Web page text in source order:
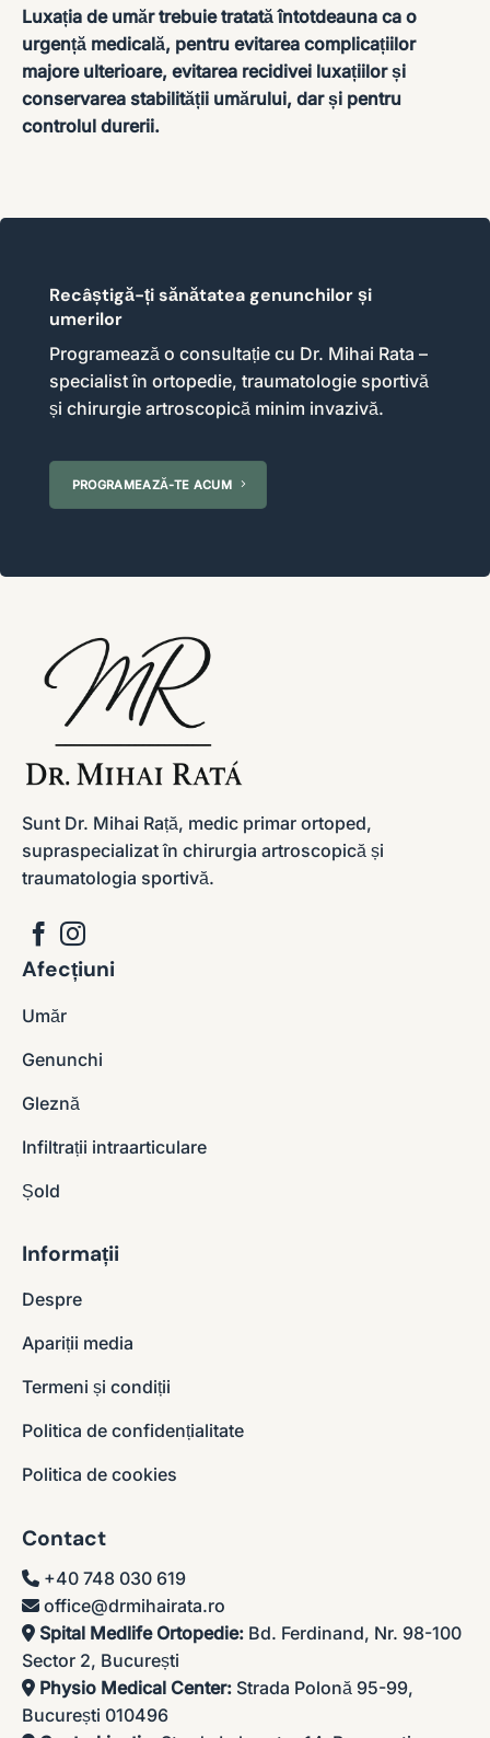
Luxația de umăr trebuie tratată întotdeauna ca o
urgență medicală, pentru evitarea complicațiilor
majore ulterioare, evitarea recidivei luxațiilor și
conservarea stabilității umărului, dar și pentru
controlul durerii.
Recâștigă-ți sănătatea genunchilor și
umerilor
Programează o consultație cu Dr. Mihai Rata –
specialist în ortopedie, traumatologie sportivă
și chirurgie artroscopică minim invazivă.
PROGRAMEAZĂ-TE ACUM
Sunt Dr. Mihai Rață, medic primar ortoped,
supraspecializat în chirurgia artroscopică și
traumatologia sportivă.
Afecțiuni
Umăr
Genunchi
Gleznă
Infiltrații intraarticulare
Șold
Informații
Despre
Apariții media
Termeni și condiții
Politica de confidențialitate
Politica de cookies
Contact
+40 748 030 619
office@drmihairata.ro
Spital Medlife Ortopedie: Bd. Ferdinand, Nr. 98-100
Sector 2, București
Physio Medical Center: Strada Polonă 95-99,
București 010496